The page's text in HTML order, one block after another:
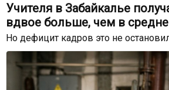
Учителя в Забайкалье
вдвое больше, чем в
Но дефицит кадров это не